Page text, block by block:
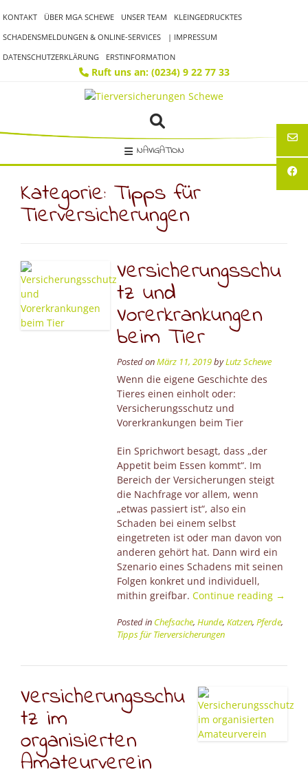
to
content
KONTAKT ÜBER MGA SCHEWE UNSER TEAM
KLEINGEDRUCKTES
SCHADENSMELDUNGEN & ONLINE-SERVICES
| IMPRESSUM
DATENSCHUTZERKLÄRUNG
ERSTINFORMATION
Ruft uns an: (0234) 9 22 77 33
NAVIGATION
Kategorie: Tipps für
Tierversicherungen
Versicherungsschu
tz und
Vorerkrankungen
beim Tier
Posted onMärz 11, 2019byLutz Schewe
Wenn die eigene Geschichte des
Tieres einen einholt oder:
Versicherungsschutz und
Vorerkrankungen beim Tier
Ein Sprichwort besagt, dass „der
Appetit beim Essen kommt“. Im
Bereich der Versicherungen steigt
die Nachfrage vor allem, wenn
„etwas passiert ist“, also ein
Schaden bei einem selbst
eingetreten ist oder man davon von
anderen gehört hat. Dann wird ein
Szenario eines Schadens mit seinen
Folgen konkret und individuell,
mithin greifbar. Continue reading →
Posted in Chefsache, Hunde, Katzen, Pferde,
Tipps für Tierversicherungen
Versicherungsschu
tz im
organisierten
Amateurverein